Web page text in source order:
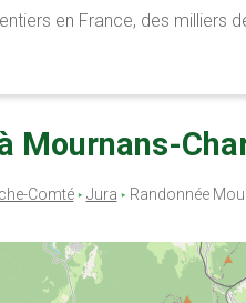
en France, des milliers
Mournans-
Comté Jura Randonnée